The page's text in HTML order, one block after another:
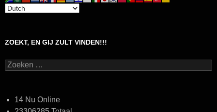
ZOEKT, EN GIJ ZULT VINDEN!!!
Zoeken
naar:
14 Nu Online